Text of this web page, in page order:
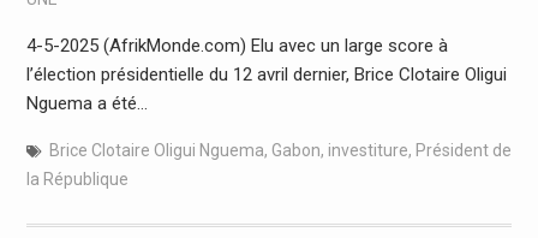
4-5-2025 (AfrikMonde.com) Elu avec un large score à
l’élection présidentielle du 12 avril dernier, Brice Clotaire Oligui
Nguema a été…
Brice Clotaire Oligui Nguema, Gabon, investiture, Président de
la République